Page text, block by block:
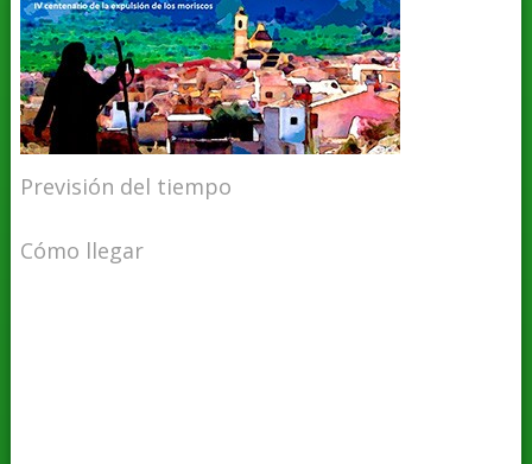
Previsión del tiempo
Cómo llegar